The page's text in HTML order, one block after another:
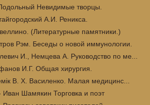
Невидимые творцы.
А.И. Реникса.
(Литературные памятники.)
Рэм. Беседы о новой иммунологии.
И., Немцева А. Руководство по ме...
И.Г. Общая хирургия.
В. Х. Василенко. Малая медицинс...
Иван Шамякин Торговка и поэт